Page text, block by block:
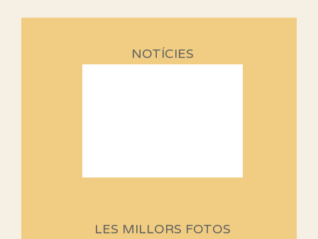
NOTÍCIES
LES MILLORS FOTOS